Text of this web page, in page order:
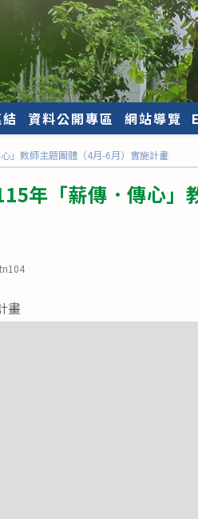
資料公開專區 網站導覽
」教師主題團體（4月-6月）實施計畫
年「薪傳．傳心」
畫